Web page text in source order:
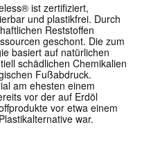
ist zertifiziert,
und plastikfrei. Durch
Reststoffen
geschont. Die zum
basiert auf natürlichen
schädlichen Chemikalien
Fußabdruck.
am ehesten einem
vor der auf Erdöl
vor etwa einem
war.